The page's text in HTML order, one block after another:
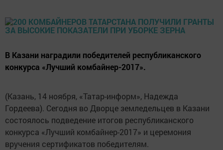
В Казани наградили победителей республиканского
конкурса «Лучший комбайнер-2017».
(Казань, 14 ноября, «Татар-информ», Надежда
Гордеева). Сегодня во Дворце земледельцев в Казани
состоялось подведение итогов республиканского
конкурса «Лучший комбайнер-2017» и церемония
вручения сертификатов победителям.